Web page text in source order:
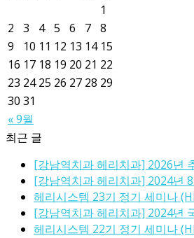
« 9월
1
2
3 4 5 6 7 8
9
10 11 12 13 14 15
16 17 18 19 20 21 22
23 24 25 26 27 28 29
30 31
최근 글
[강남역치과 헤리치과] 2026년
[강남역치과 헤리치과] 2024년
헤리시스템 23기 정기 세미나
[강남역치과 헤리치과] 2024년
헤리시스템 22기 정기 세미나